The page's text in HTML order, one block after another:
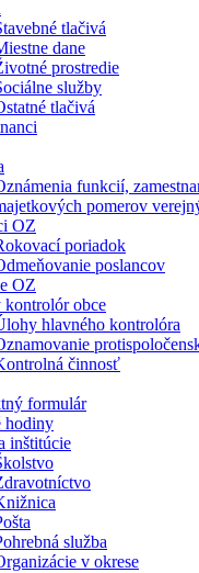
tlačivá
dane
prostredie
služby
tlačivá
funkcií,
pomerov
OZ
poriadok
poslancov
OZ
obce
hlavného kontrolóra
činnosť
formulár
hodiny
inštitúcie
služba
v okrese